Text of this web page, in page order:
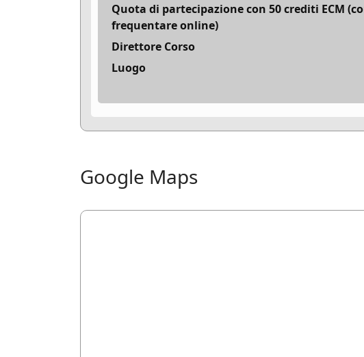
Quota di partecipazione con 50 crediti ECM
frequentare online)
Direttore Corso
Luogo
Google Maps